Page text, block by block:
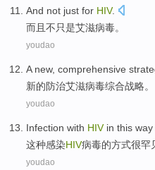
And not just for HIV.
而且 不只是艾滋病毒。
youdao
A new, comprehensive
新的防治艾滋病毒综合战略。
youdao
Infection with HIVin this way
这种感染HIV病毒的方式很罕
youdao